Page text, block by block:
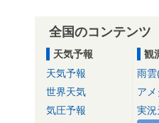
全国のコンテンツ
天気予報
天気予報
世界天気
気圧予報
観
雨雲
アメ
実